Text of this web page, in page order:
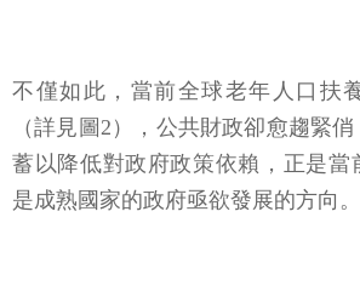
不僅如此，當前全球老年人口扶
（詳見圖2），公共財政卻愈趨緊
蓄以降低對政府政策依賴，正是當
是成熟國家的政府亟欲發展的方向。